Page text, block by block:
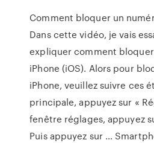
Comment bloquer un
Dans cette vidéo, je vais
expliquer comment
iPhone (iOS). Alors pour
iPhone, veuillez suivre ces
principale, appuyez sur «
fenêtre réglages, appuyez
Puis appuyez sur …